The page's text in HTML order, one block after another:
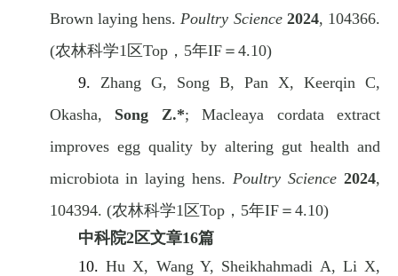
Brown laying hens. Poultry Science 2024, 104366.
(农林科学1 区Top， 5年IF＝ 4.10)
9. Zhang G, Song B, Pan X, Keerqin C,
Okasha, Song Z.*;
Macleaya cordata extract
improves egg quality by altering gut health and
microbiota in laying hens.Poultry Science 2024,
104394. (农林科学1 区Top， 5年IF＝ 4.10)
中科院2区文章16篇
10. Hu X, Wang Y, Sheikhahmadi A, Li X,